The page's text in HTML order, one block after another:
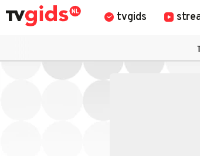
tvgids